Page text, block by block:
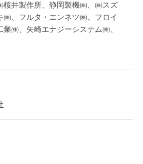
桜井製作所、静岡製機㈱、㈱スズ
㈱、フルタ・エンネツ㈱、フロイ
㈱、矢崎エナジーシステム㈱、